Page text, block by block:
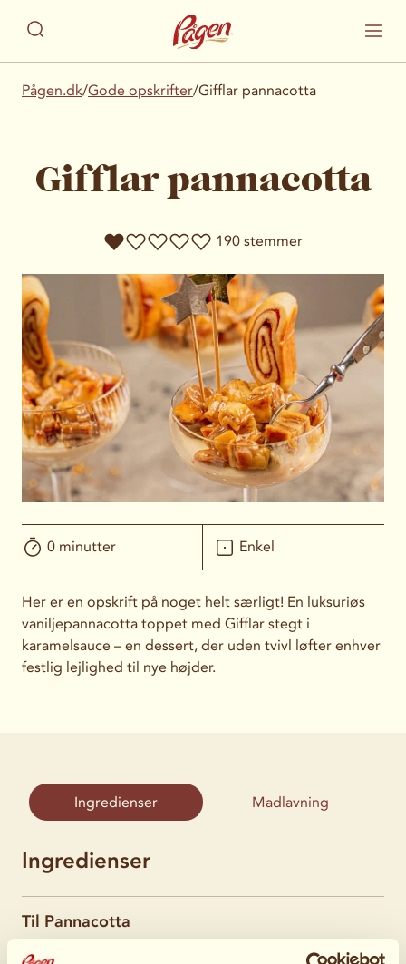
Pågen.dk/Gode opskrifter/Gifflar pannacotta
Gifflar pannacotta
190 stemmer
0 minutter Enkel
Her er en opskrift på noget helt særligt! En luksuriøs
vaniljepannacotta toppet med Gifflar stegt i
karamelsauce – en dessert, der uden tvivl løfter enhver
festlig lejlighed til nye højder.
Ingredienser Madlavning
Ingredienser
Til Pannacotta